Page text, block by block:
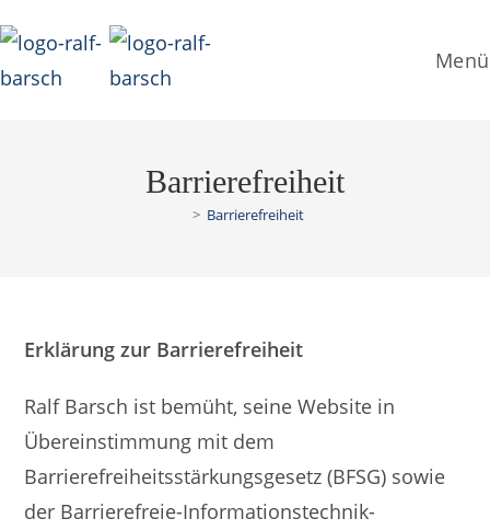
Inhalt
springen
Menü
Barrierefreiheit
> Barrierefreiheit
Erklärung zur Barrierefreiheit
Ralf Barsch ist bemüht, seine Website in
Übereinstimmung mit dem
Barrierefreiheitsstärkungsgesetz (BFSG) sowie
der Barrierefreie-Informationstechnik-